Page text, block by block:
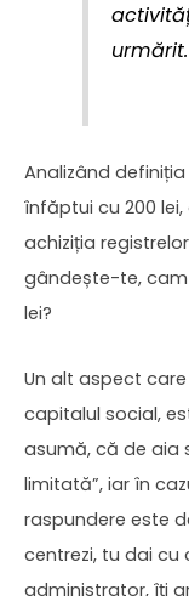
urmărit.
Analizând
înfăptui cu 200
achiziția
gândește-te,
lei?
Un alt aspect
capitalul social,
asumă, că de aia
limitată”, iar în
raspundere este
centrezi, tu dai cu
administrator, îți